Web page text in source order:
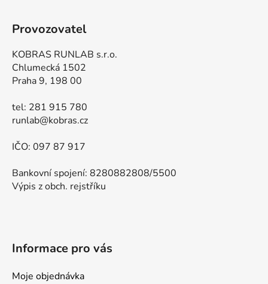
Provozovatel
KOBRAS RUNLAB s.r.o.
Chlumecká 1502
Praha 9, 198 00
tel: 281 915 780
runlab@kobras.cz
IČO: 097 87 917
Bankovní spojení: 8280882808/5500
Výpis z obch. rejstříku
Informace pro vás
Moje objednávka